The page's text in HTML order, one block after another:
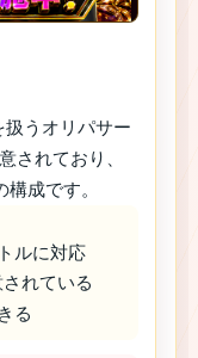
うオリパサー
されており、
成です。
ルに対応
れている
る